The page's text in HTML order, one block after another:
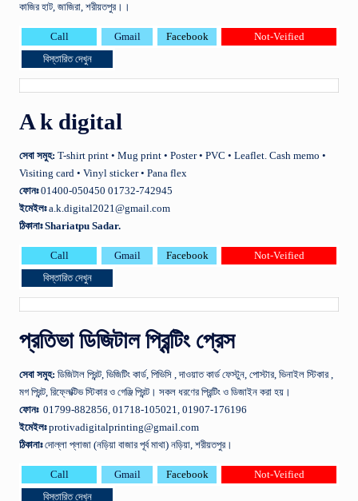
কাজির হাট, জাজিরা, শরীয়তপুর।।
Call Gmail Facebook
Not-Veified
বিস্তারিত দেখুন
A k digital
সেবা সমুহ: T-shirt print • Mug print • Poster • PVC • Leaflet. Cash memo •
Visiting card • Vinyl sticker • Pana flex
ফোনঃ01400-050450 01732-742945
ইমেইলঃa.k.digital2021@gmail.com
ঠিকানাঃ Shariatpu Sadar.
Call Gmail Facebook
Not-Veified
বিস্তারিত দেখুন
প্রতিভা ডিজিটাল প্রিন্টিং প্রেস
সেবা সমুহ: ডিজিটাল প্রিন্ট, ভিজিটিং কার্ড, পিভিসি , দাওয়াত কার্ড ফেস্টুন, পোস্টার, ভিনাইল স্টিকার ,
মগ প্রিন্ট, রিফ্লেক্টিভ স্টিকার ও গেঞ্জি প্রিন্ট। সকল ধরণের প্রিন্টিং ও ডিজাইন করা হয়।
ফোনঃ01799-882856, 01718-105021, 01907-176196
ইমেইলঃprotivadigitalprinting@gmail.com
ঠিকানাঃদোল্লা প্লাজা (নড়িয়া বাজার পূর্ব মাথা) নড়িয়া, শরীয়তপুর।
Call Gmail Facebook
Not-Veified
বিস্তারিত দেখুন